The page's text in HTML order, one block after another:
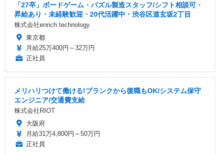
「27卒」ボードゲーム・パズル製造スタッフ/シフト相談可・
昇給あり・未経験歓迎・20代活躍中・渋谷区道玄坂2丁目
株式会社enrich technology
東京都
月給25万400円～32万円
正社員
メリハリつけて働ける!ブランクから復職もOK/システム保守
エンジニア/交通費支給
株式会社RIOT
大阪府
月給31万4,800円～50万円
正社員